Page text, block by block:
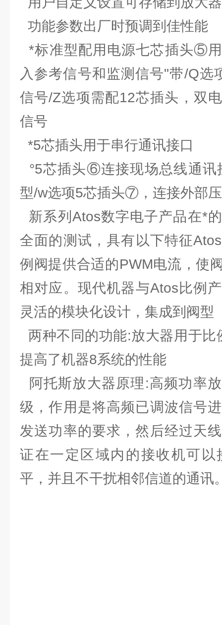
功能参数出厂时预调到佳性能
*标准型配用电源七芯插头⑤
入参考信号和监测信号"带/Q选
信号/Z选项需配12芯插头，双
信号
*5芯插头用于串行通讯接口
°5芯插头⑥连接现场总线通讯
型/w选项5芯插头⑦，连接外部
新系列Atos数字电子产品在*
全面的测试，具有以下特征
例阀提供合适的PWM电流，使
相对应。现代机器与Atos比例
灵活的模块化设计，集成到阀型
两种不同的功能:放大器用于
提高了机器8系统的性能
阿托斯放大器原理:高频功率
级，作用是将高频已调波信号
发送功率的要求，然后经过天
证在一定区域内的接收机可以
平，并且不干扰相邻信道的通讯